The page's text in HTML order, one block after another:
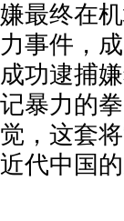
嫌最终在
力事件，
成功逮捕
记暴力的
觉，这套
近代中国